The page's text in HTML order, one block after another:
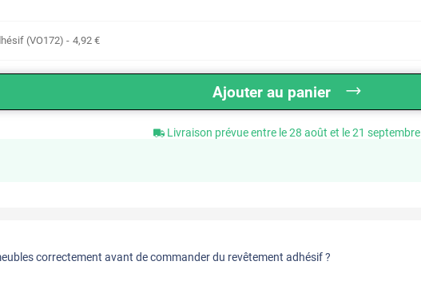
(VO172) - 4,92 €
Ajouter au panier
Livraison prévue entre le 28 août et le 21 septembre
correctement avant de commander du revêtement adhésif ?